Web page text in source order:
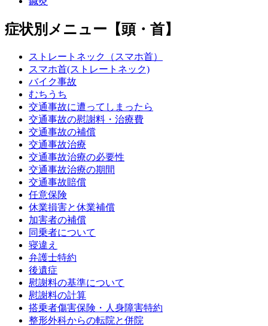
症状別メニュー【頭・首】
ストレートネック（スマホ首）
スマホ首(ストレートネック)
バイク事故
むちうち
交通事故に遭ってしまったら
交通事故の慰謝料・治療費
交通事故の補償
交通事故治療
交通事故治療の必要性
交通事故治療の期間
交通事故賠償
任意保険
休業損害と休業補償
加害者の補償
同乗者について
寝違え
弁護士特約
後遺症
慰謝料の基準について
慰謝料の計算
搭乗者傷害保険・人身障害特約
整形外科からの転院と併院